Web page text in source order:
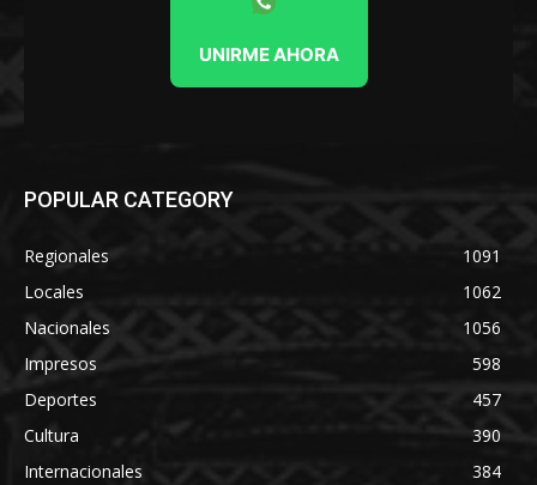
UNIRME AHORA
POPULAR CATEGORY
Regionales
1091
Locales
1062
Nacionales
1056
Impresos
598
Deportes
457
Cultura
390
Internacionales
384